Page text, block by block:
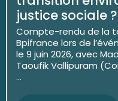
justice sociale ?
Compte-rendu de la
Bpifrance lors de
le 9 juin 2026, avec
Taoufik Vallipuram
...